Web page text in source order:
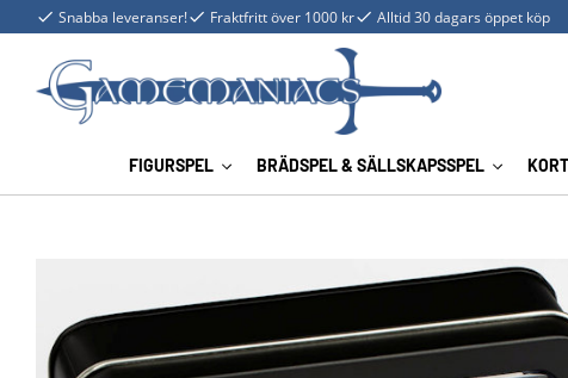
Snabba leveranser! Fraktfritt över 1000 kr Alltid 30 dagars öppet köp
FIGURSPEL BRÄDSPEL & SÄLLSKAPSSPEL